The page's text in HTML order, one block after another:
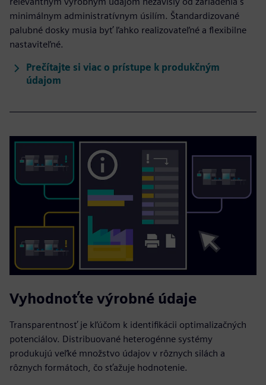
minimálnym administratívnym úsilím. Štandardizované
palubné dosky musia byť ľahko realizovateľné a flexibilne
nastaviteľné.
Prečítajte si viac o prístupe k produkčným
údajom
Vyhodnoťte výrobné údaje
Transparentnosť je kľúčom k identifikácii optimalizačných
potenciálov. Distribuované heterogénne systémy
produkujú veľké množstvo údajov v rôznych silách a
rôznych formátoch, čo sťažuje hodnotenie.